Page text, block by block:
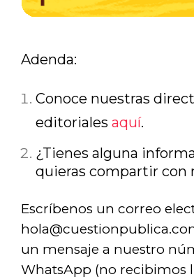
Adenda:
Conoce nuestras
editoriales aquí.
¿Tienes alguna
quieras compartir con
Escríbenos un correo
un mensaje a nuestro
WhatsApp (no recibimos